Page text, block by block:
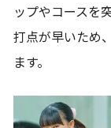
ップやコースを
打点が早いため
ます。